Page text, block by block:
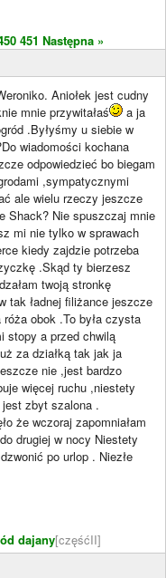
451 Następna »
Aniołek jest cudny
mnie przywitałaś
a ja
.Byłyśmy u siebie w
wiadomości kochana
odpowiedzieć bo biegam
,sympatycznymi
ale wielu rzeczy jeszcze
Shack? Nie spuszczaj mnie
mi nie tylko w sprawach
kiedy zajdzie potrzeba
.Skąd ty bierzesz
twoją stronkę
tak ładnej filiżance jeszcze
obok .To była czysta
stopy a przed chwilą
za działką tak jak ja
nie ,jest bardzo
więcej ruchu ,niestety
zbyt szalona .
że wczoraj zapomniałam
drugiej w nocy Niestety
po urlop . Niezłe
dajany[częśćII]